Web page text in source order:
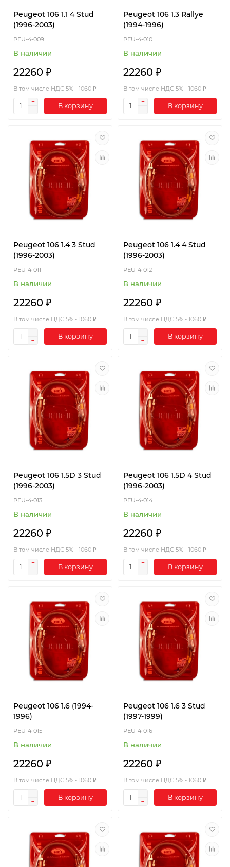
Peugeot 106 1.1 4 Stud
(1996-2003)
PEU-4-009
В наличии
22260 ₽
В том числе НДС 5% - 1060 ₽
В корзину
Peugeot 106 1.3 Rallye
(1994-1996)
PEU-4-010
В наличии
22260 ₽
В том числе НДС 5% - 1060 ₽
В корзину
Peugeot 106 1.4 3 Stud
(1996-2003)
PEU-4-011
В наличии
22260 ₽
В том числе НДС 5% - 1060 ₽
В корзину
Peugeot 106 1.4 4 Stud
(1996-2003)
PEU-4-012
В наличии
22260 ₽
В том числе НДС 5% - 1060 ₽
В корзину
Peugeot 106 1.5D 3 Stud
(1996-2003)
PEU-4-013
В наличии
22260 ₽
В том числе НДС 5% - 1060 ₽
В корзину
Peugeot 106 1.5D 4 Stud
(1996-2003)
PEU-4-014
В наличии
22260 ₽
В том числе НДС 5% - 1060 ₽
В корзину
Peugeot 106 1.6 (1994-
1996)
PEU-4-015
В наличии
22260 ₽
В том числе НДС 5% - 1060 ₽
В корзину
Peugeot 106 1.6 3 Stud
(1997-1999)
PEU-4-016
В наличии
22260 ₽
В том числе НДС 5% - 1060 ₽
В корзину